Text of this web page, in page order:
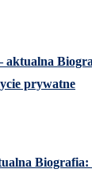
aktualna
prywatne